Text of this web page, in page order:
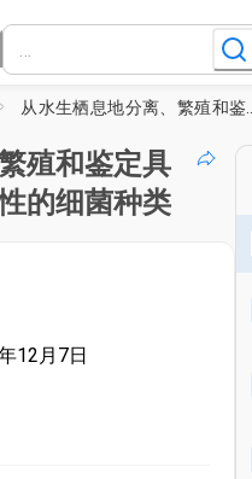
殖和鉴定具
的细菌种类
12月7日